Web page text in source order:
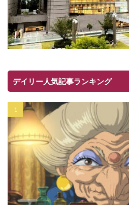
デイリー人気記事ランキング